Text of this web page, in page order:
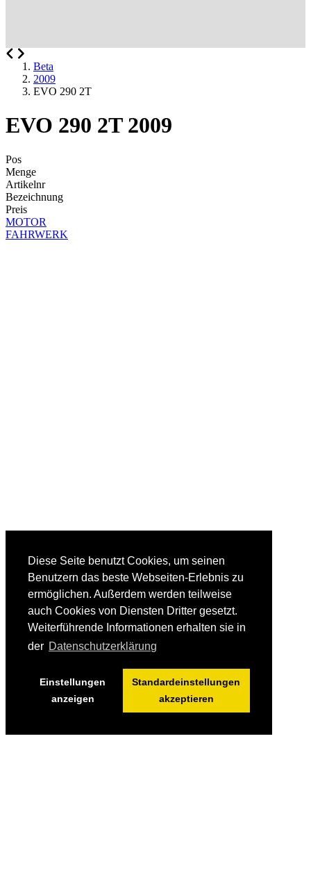
Diese Seite benutzt Cookies, um seinen
Benutzern das beste Webseiten-Erlebnis zu
ermöglichen. Außerdem werden teilweise
auch Cookies von Diensten Dritter gesetzt.
Weiterführende Informationen erhalten sie in
der Datenschutzerklärung
Einstellungen
anzeigen
Standardeinstellungen
akzeptieren
Beta
2009
EVO 290 2T
EVO 290 2T 2009
Pos
Menge
Artikelnr
Bezeichnung
Preis
MOTOR
FAHRWERK